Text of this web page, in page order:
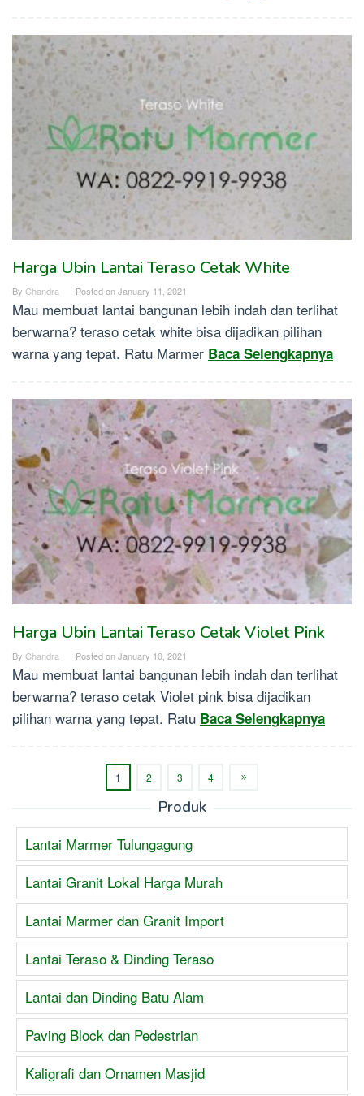
Harga Ubin Lantai Teraso Cetak White
By Chandra Posted onJanuary 11, 2021
Mau membuat lantai bangunan lebih indah dan terlihat
berwarna? teraso cetak white bisa dijadikan pilihan
warna yang tepat. Ratu Marmer Baca Selengkapnya
Harga Ubin Lantai Teraso Cetak Violet Pink
By Chandra Posted onJanuary 10, 2021
Mau membuat lantai bangunan lebih indah dan terlihat
berwarna? teraso cetak Violet pink bisa dijadikan
pilihan warna yang tepat. Ratu Baca Selengkapnya
1 2 3 4
Produk
Lantai Marmer Tulungagung
Lantai Granit Lokal Harga Murah
Lantai Marmer dan Granit Import
Lantai Teraso & Dinding Teraso
Lantai dan Dinding Batu Alam
Paving Block dan Pedestrian
Kaligrafi dan Ornamen Masjid